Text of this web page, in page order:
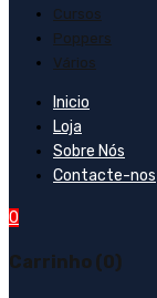
Cursos
Poppers
Vários
Inicio
Loja
Sobre Nós
Contacte-nos
0
Carrinho (0)